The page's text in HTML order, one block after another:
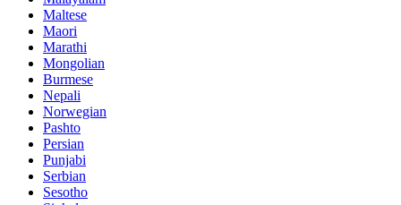
Maltese
Maori
Marathi
Mongolian
Burmese
Nepali
Norwegian
Pashto
Persian
Punjabi
Serbian
Sesotho